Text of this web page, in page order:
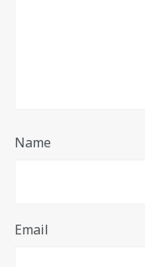
Name
Email